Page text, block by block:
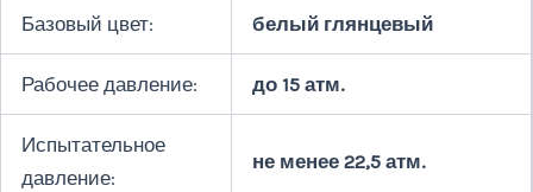
Базовый цвет: белый глянцевый
Рабочее давление: до 15 атм.
Испытательное
давление:
не менее 22,5 атм.